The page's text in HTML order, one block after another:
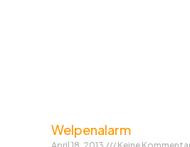
Welpenalarm